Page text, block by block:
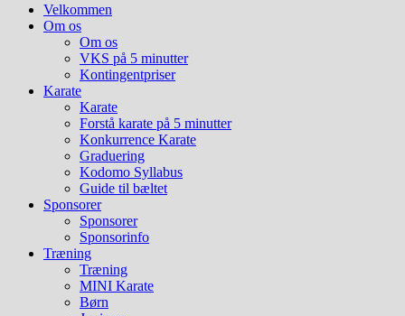
Velkommen
Om os
Om os
VKS på 5 minutter
Kontingentpriser
Karate
Karate
Forstå karate på 5 minutter
Konkurrence Karate
Graduering
Kodomo Syllabus
Guide til bæltet
Sponsorer
Sponsorer
Sponsorinfo
Træning
Træning
MINI Karate
Børn